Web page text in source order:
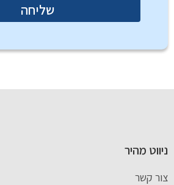
שליחה
ניווט מהיר
צור קשר